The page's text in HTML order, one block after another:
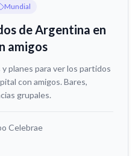
Mundial
de Argentina en
amigos
planes para ver los partidos
con amigos. Bares,
grupales.
Celebrae